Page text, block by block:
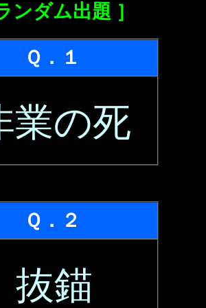
ンダム出題 ］
Ｑ．１
業の死
Ｑ．２
抜錨